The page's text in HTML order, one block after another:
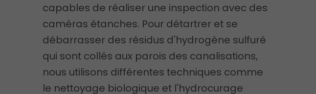
capables de réaliser une inspection avec des
caméras étanches. Pour détartrer et se
débarrasser des résidus d'hydrogène sulfuré
qui sont collés aux parois des canalisations,
nous utilisons différentes techniques comme
le nettoyage biologique et l'hydrocurage